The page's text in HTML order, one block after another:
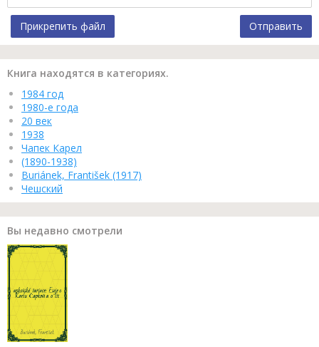
Прикрепить файл Отправить
Книга находятся в категориях.
1984 год
1980-е года
20 век
1938
Чапек Карел
(1890-1938)
Buriánek, František (1917)
Чешский
Вы недавно смотрели